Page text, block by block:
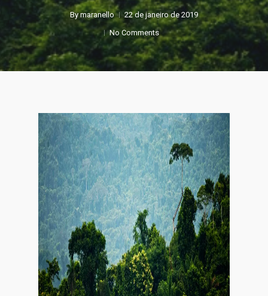
By maranello
22 de janeiro de 2019
No Comments